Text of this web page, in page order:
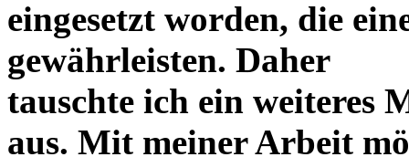
eingesetzt worden, die
gewährleisten. Daher
tauschte ich ein weiteres
aus. Mit meiner Arbeit